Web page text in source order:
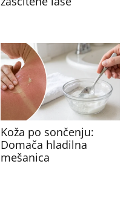
Koža po sončenju:
Domača hladilna
mešanica